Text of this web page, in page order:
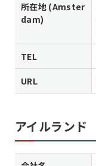
所在地 (Amster
dam)
TEL
URL
アイルランド